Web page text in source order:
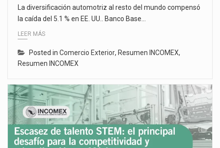
La diversificación automotriz al resto del mundo compensó
la caída del 5.1 % en EE. UU.. Banco Base…
LEER MÁS
Posted in Comercio Exterior, Resumen INCOMEX,
Resumen INCOMEX